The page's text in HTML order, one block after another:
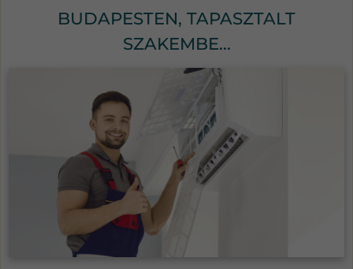
BUDAPESTEN, TAPASZTALT
SZAKEMBE...